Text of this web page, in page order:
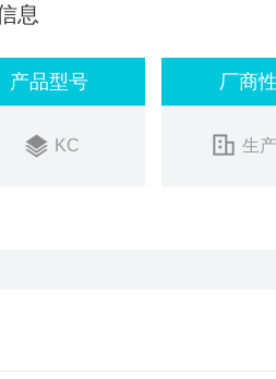
息
产品型号
KC
厂商
生